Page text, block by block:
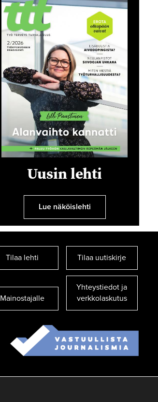
Uusin lehti
Lue näköislehti
Tilaa lehti Tilaa uutiskirje
Mainostajalle
Yhteystiedot ja
verkkolaskutus